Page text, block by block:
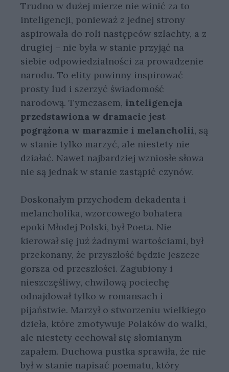
Trudno w dużej mierze nie winić za to
inteligencji, ponieważ z jednej strony
aspirowała do roli następców szlachty, a z
drugiej – nie była w stanie przyjąć na
siebie odpowiedzialności za prowadzenie
narodu. To elity powinny inspirować
prosty lud i szerzyć świadomość
narodową. Tymczasem, inteligencja
przedstawiona w dramacie jest
pogrążona w marazmie i melancholii, są
w stanie tylko marzyć, ale niestety nie
działać. Nawet najbardziej wzniosłe słowa
nie są jednak w stanie zastąpić czynów.
Doskonałym przychodem dekadenta i
melancholika, wzorcowego bohatera
epoki Młodej Polski, był Poeta. Nie
kierował się już żadnymi wartościami, był
przekonany, że przyszłość będzie jeszcze
gorsza od przeszłości. Zagubiony i
nieszczęśliwy, chwilową pociechę
odnajdował tylko w romansach i
pijaństwie. Marzył o stworzeniu wielkiego
dzieła, które zmotywuje Polaków do walki,
ale niestety cechował się słomianym
zapałem. Duchowa pustka sprawiła, że nie
był w stanie napisać poematu, który